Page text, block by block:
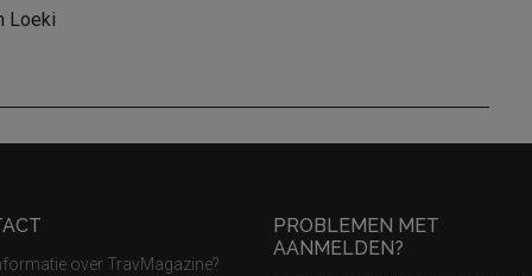
Loeki
over TravMagazine?
PROBLEMEN MET
AANMELDEN?